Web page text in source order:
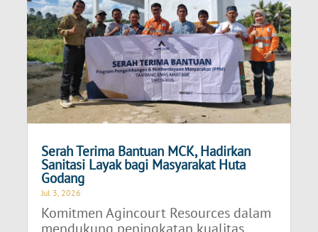
Serah Terima Bantuan MCK, Hadirkan
Sanitasi Layak bagi Masyarakat Huta
Godang
Jul 3, 2026
Komitmen Agincourt Resources dalam
mendukung peningkatan kualitas